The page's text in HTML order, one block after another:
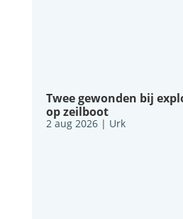
Twee gewonden bij
op zeilboot
2 aug 2026| Urk